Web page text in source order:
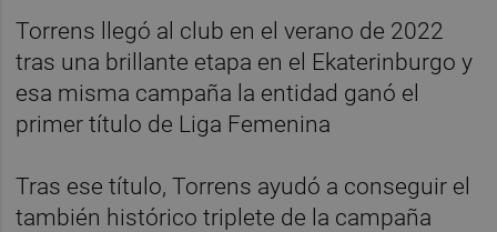
Torrens llegó al club en el verano de 2022
tras una brillante etapa en el Ekaterinburgo y
esa misma campaña la entidad ganó el
primer título de Liga Femenina
Tras ese título, Torrens ayudó a conseguir el
también histórico triplete de la campaña